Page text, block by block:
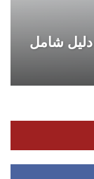
دليل شامل